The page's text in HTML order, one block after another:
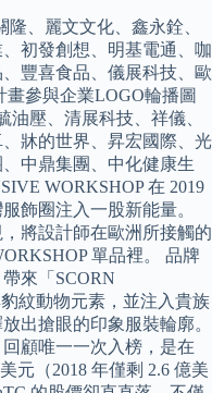
、麗文文化、鑫永銓、
初發創想、明基電通、咖
豐喜食品、儀展科技、歐
參與企業LOGO輪播圖
壓、清展科技、祥儀、
牀的世界、昇宏國際、光
中鼎集團、中化健康生
WORKSHOP 在 2019
飾圈注入一股新能量。
將設計師在歐洲所接觸的
單品裡。 品牌
來「SCORN
紋動物元素，並注入貴族
出搶眼的印象服裝輪廓。
顧唯一一次入榜，是在
元（2018 年僅剩 2.6 億美